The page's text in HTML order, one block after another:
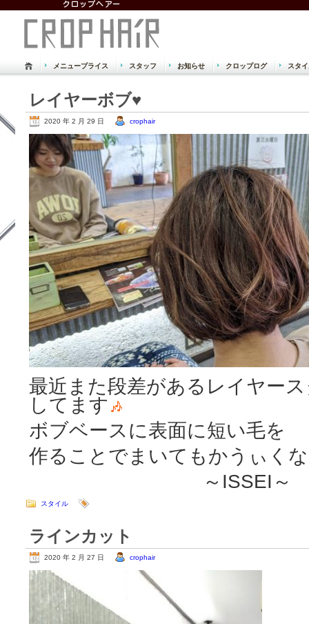
倉敷市 児島 美容室 美容院 クロ
Just another WordPress site
メニュープライス スタッフ お知らせ クロップログ スタ
レイヤーボブ♥
2020 年 2 月 29 日 crophair
最近また段差があるレイヤー
してます
ボブベースに表面に短い毛を
作ることでまいてもかうぃく
～ISSEI～
スタイル
ラインカット
2020 年 2 月 27 日 crophair